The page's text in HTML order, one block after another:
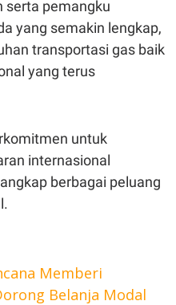
serta pemangku
yang semakin lengkap,
transportasi gas baik
yang terus
untuk
internasional
berbagai peluang
Memberi
Belanja Modal